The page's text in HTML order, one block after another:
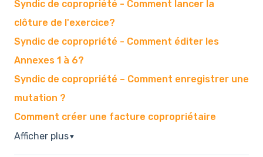
Syndic de copropriété - Comment lancer la
clôture de l'exercice?
Syndic de copropriété - Comment éditer les
Annexes 1 à 6?
Syndic de copropriété – Comment enregistrer une
mutation ?
Comment créer une facture copropriétaire
Afficher plus▼